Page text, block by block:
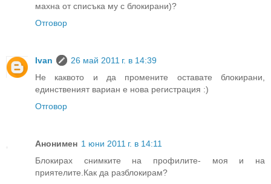
махна от списъка му с блокирани)?
Отговор
Ivan
26 май 2011 г. в 14:39
Не каквото и да промените оставате блокирани,
единственият вариан е нова регистрация :)
Отговор
Анонимен 1 юни 2011 г. в 14:11
Блокирах снимките на профилите- моя и на
приятелите.Как да разблокирам?